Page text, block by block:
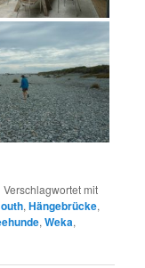
|Verschlagwortet mit
,Hängebrücke,
,Weka,